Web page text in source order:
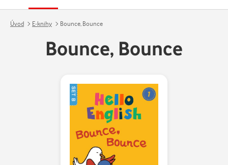
Úvod E-knihy Bounce, Bounce
Bounce, Bounce